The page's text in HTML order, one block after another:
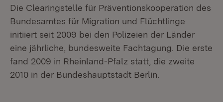
Die Clearingstelle für Präventionskooperation des
Bundesamtes für Migration und Flüchtlinge
initiiert seit 2009 bei den Polizeien der Länder
eine jährliche, bundesweite Fachtagung. Die erste
fand 2009 in Rheinland-Pfalz statt, die zweite
2010 in der Bundeshauptstadt Berlin.